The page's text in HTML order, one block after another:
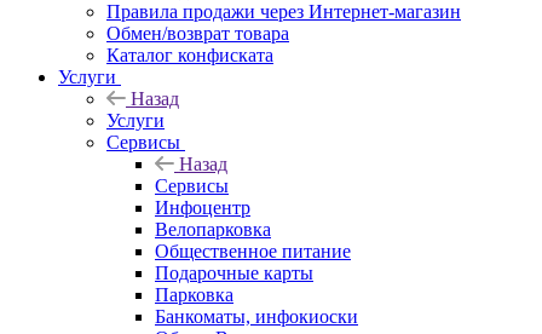
Правила продажи через Интернет-магазин
Обмен/возврат товара
Каталог конфиската
Услуги
Назад
Услуги
Сервисы
Назад
Сервисы
Инфоцентр
Велопарковка
Общественное питание
Подарочные карты
Парковка
Банкоматы, инфокиоски